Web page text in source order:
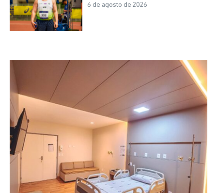
6 de agosto de 2026